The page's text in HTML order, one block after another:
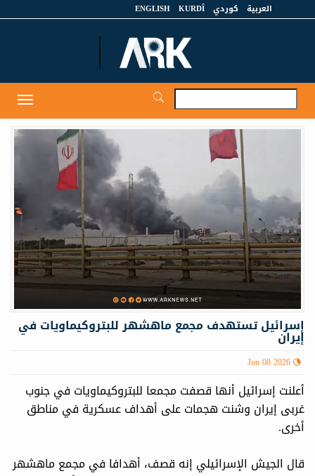
العربية كوردي KURDÎ
ENGLISH
إسرائيل تستهدف مجمع ماهشهر للبتروكيماويات في
إيران
Jun 08 2026
أعلنت إسرائیل أنها قصفت مجمعا للبتروكيماويات في جنوب
غربی إيران وشنت هجمات على أهداف عسكرية في مناطق
أخرى.
قال الجیش الإسرائیلي إنه قصف، ‌أهدافا في مجمع ماهشهر